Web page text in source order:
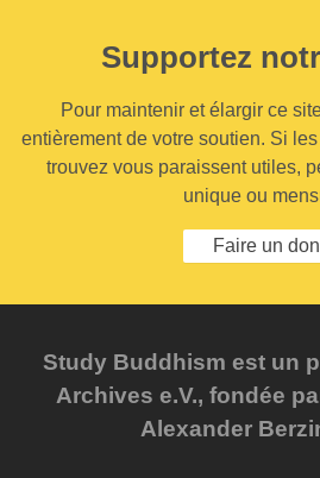
Supportez
Pour maintenir et élargir ce
entièrement de votre soutien. Si
trouvez vous paraissent utiles,
unique ou
Faire un don
Study Buddhism est un
Archives e.V., fondée
Alexander